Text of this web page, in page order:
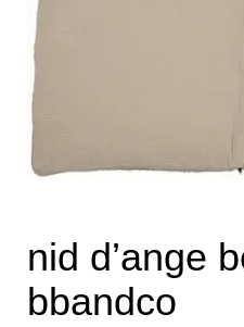
nid d’ange
bbandco